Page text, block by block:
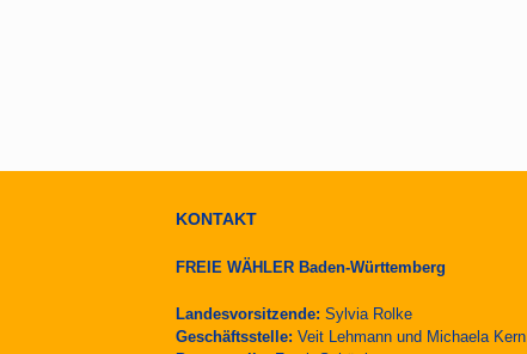
KONTAKT
FREIE WÄHLER Baden-Württemberg
Landesvorsitzende: Sylvia Rolke
Geschäftsstelle: Veit Lehmann und Michaela Kern